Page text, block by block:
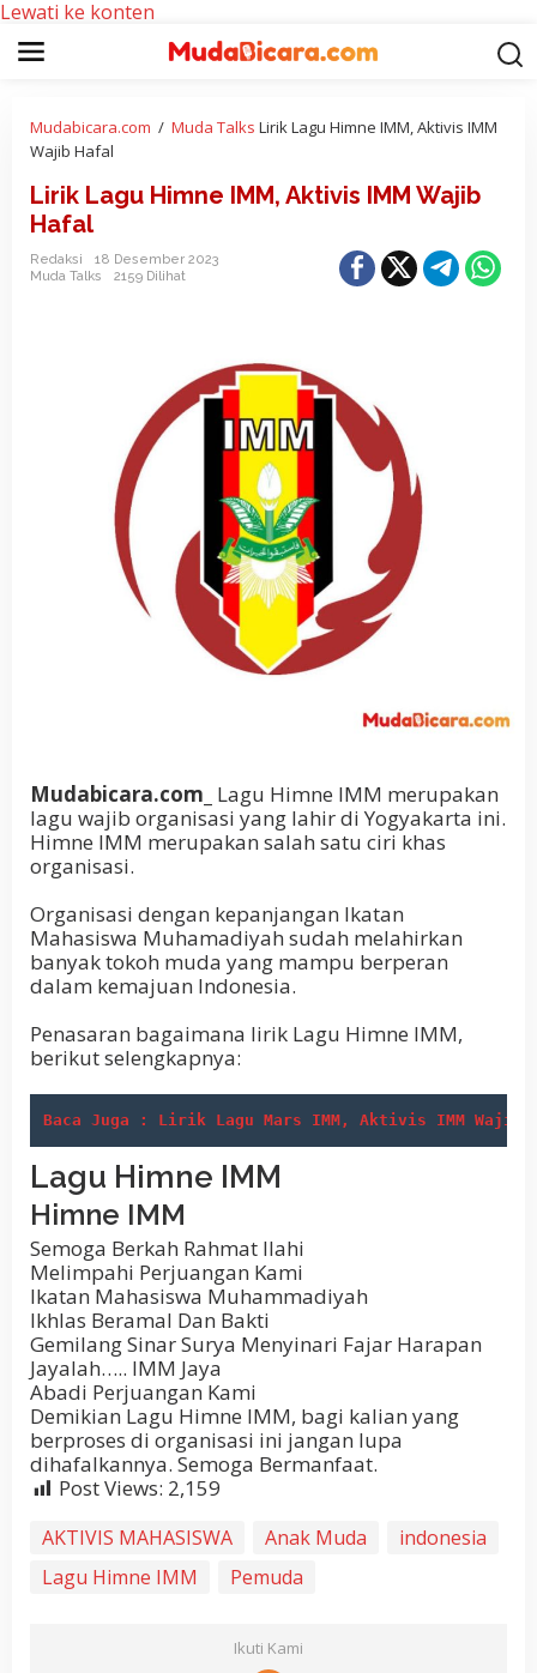
Lewati ke konten
Mudabicara.com / Muda Talks Lirik Lagu Himne IMM, Aktivis IMM
Wajib Hafal
Lirik Lagu Himne IMM, Aktivis IMM Wajib
Hafal
Redaksi
18 Desember 2023
Muda Talks
2159 Dilihat
Mudabicara.com_ Lagu Himne IMM merupakan
lagu wajib organisasi yang lahir di Yogyakarta ini.
Himne IMM merupakan salah satu ciri khas
organisasi.
Organisasi dengan kepanjangan Ikatan
Mahasiswa Muhamadiyah sudah melahirkan
banyak tokoh muda yang mampu berperan
dalam kemajuan Indonesia.
Penasaran bagaimana lirik Lagu Himne IMM,
berikut selengkapnya:
Baca Juga : Lirik Lagu Mars IMM, Aktivis IMM
Lagu Himne IMM
Himne IMM
Semoga Berkah Rahmat Ilahi
Melimpahi Perjuangan Kami
Ikatan Mahasiswa Muhammadiyah
Ikhlas Beramal Dan Bakti
Gemilang Sinar Surya Menyinari Fajar Harapan
Jayalah….. IMM Jaya
Abadi Perjuangan Kami
Demikian Lagu Himne IMM, bagi kalian yang
berproses di organisasi ini jangan lupa
dihafalkannya. Semoga Bermanfaat.
Post Views: 2,159
AKTIVIS MAHASISWA Anak Muda
indonesia
Lagu Himne IMM
Pemuda
Ikuti Kami